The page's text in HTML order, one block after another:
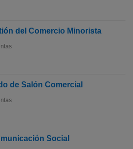
del Comercio Minorista
de Salón Comercial
Social